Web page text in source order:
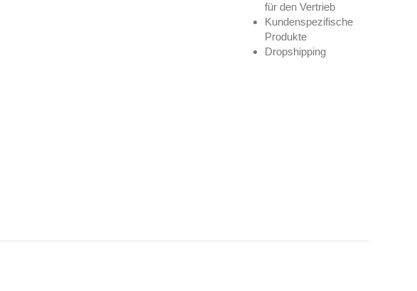
für den Vertrieb
Kundenspezifische
Produkte
Dropshipping